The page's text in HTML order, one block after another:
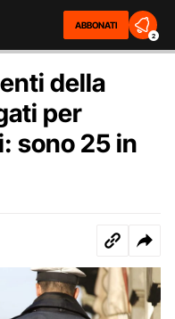
ABBONATI
2
della
per
sono 25 in